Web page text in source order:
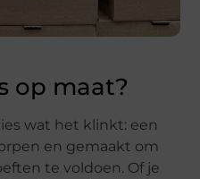
op maat?
wat het klinkt: een
en gemaakt om
te voldoen. Of je